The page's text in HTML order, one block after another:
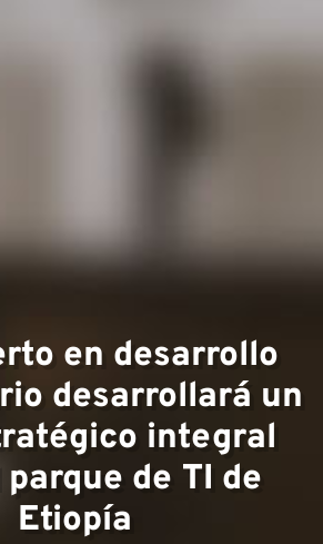
en desarrollo
desarrollará un
integral
de TI de
Etiopía